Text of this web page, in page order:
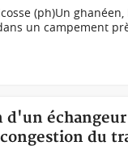
(ph)Un ghanéen,
un campement
d'un échangeur
du